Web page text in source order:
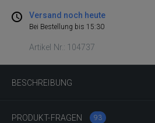
Versand noch heute
Bei Bestellung bis 15:30
Artikel Nr.: 104737
BESCHREIBUNG
PRODUKT-FRAGEN 93